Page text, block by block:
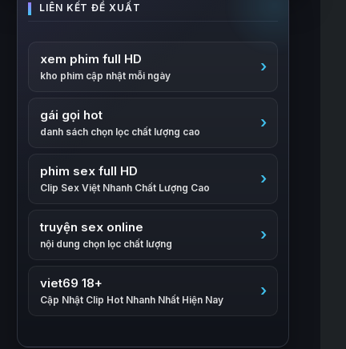
xem phim full HD
kho phim cập nhật mỗi ngày
gái gọi hot
danh sách chọn lọc chất lượng cao
phim sex full HD
Clip Sex Việt Nhanh Chất Lượng Cao
truyện sex online
nội dung chọn lọc chất lượng
viet69 18+
Cập Nhật Clip Hot Nhanh Nhất Hiện Nay